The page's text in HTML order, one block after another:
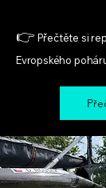
👉 Přečtěte si
Evropského